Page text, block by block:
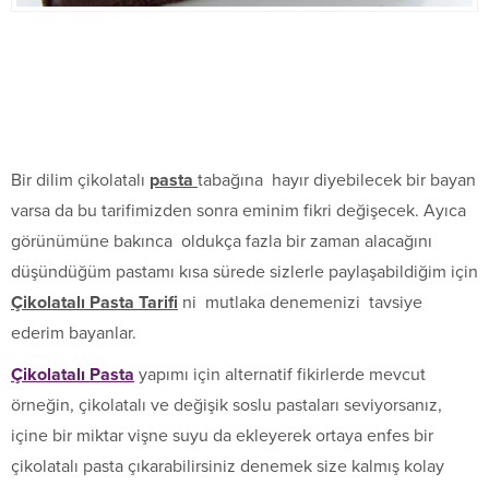
Bir dilim çikolatalı pasta tabağına hayır diyebilecek bir bayan
varsa da bu tarifimizden sonra eminim fikri değişecek. Ayıca
görünümüne bakınca oldukça fazla bir zaman alacağını
düşündüğüm pastamı kısa sürede sizlerle paylaşabildiğim için
Çikolatalı Pasta Tarifi ni mutlaka denemenizi tavsiye
ederim bayanlar.
Çikolatalı Pasta yapımı için alternatif fikirlerde mevcut
örneğin, çikolatalı ve değişik soslu pastaları seviyorsanız,
içine bir miktar vişne suyu da ekleyerek ortaya enfes bir
çikolatalı pasta çıkarabilirsiniz denemek size kalmış kolay